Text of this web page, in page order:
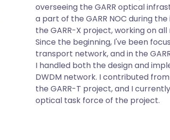
overseeing the GARR optical
a part of the GARR NOC during
the GARR-X project, working on
Since the beginning, I've been
transport network, and in the
I handled both the design and
DWDM network. I contributed
the GARR-T project, and I
optical task force of the project.